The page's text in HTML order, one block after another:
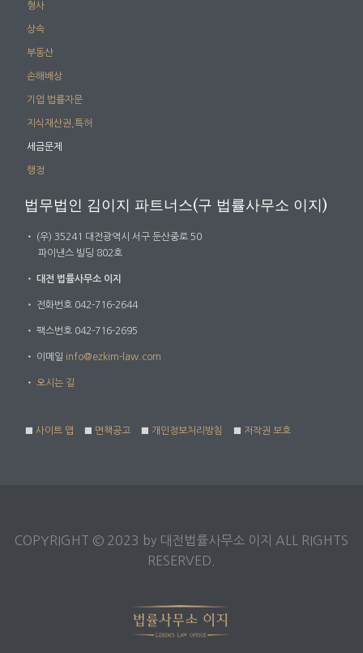
형사
상속
부동산
손해배상
기업 법률자문
지식재산권,특허
세금문제
행정
법무법인 김이지 파트너스(구 법률사무소 이지)
・
(우) 35241 대전광역시 서구 둔산중로 50
파이낸스 빌딩 802호
・ 대전 법률사무소 이지
・ 전화번호 042-716-2644
・ 팩스번호 042-716-2695
・ 이메일 info@ezkim-law.com
・ 오시는 길
사이트 맵 면책공고 개인정보처리방침 저작권 보호
COPYRIGHT © 2023 by 대전법률사무소 이지 ALL RIGHTS
RESERVED.